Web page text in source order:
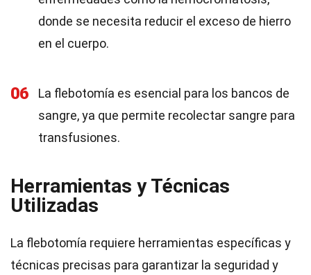
donde se necesita reducir el exceso de hierro
en el cuerpo.
06
La flebotomía es esencial para los bancos de
sangre, ya que permite recolectar sangre para
transfusiones.
Herramientas y Técnicas
Utilizadas
La flebotomía requiere herramientas específicas y
técnicas precisas para garantizar la seguridad y